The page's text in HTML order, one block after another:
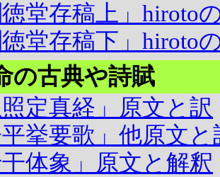
徳堂存稿上」hiroto
徳堂存稿下」hiroto
の古典や詩賦
照定真経」原文と訳
平挙要歌」他原文と
干体象」原文と解釈